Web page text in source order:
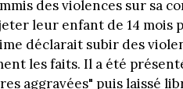
des violences sur sa
leur enfant de 14 mois
déclarait subir des
les faits. Il a été
aggravées" puis laissé